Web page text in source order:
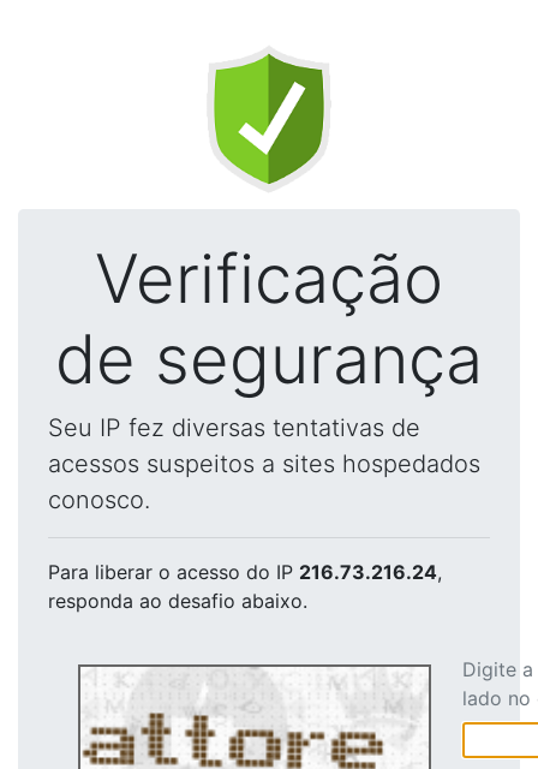
Verificação
de segurança
Seu IP fez diversas tentativas de
acessos suspeitos a sites hospedados
conosco.
Para liberar o acesso do IP 216.73.216.24,
responda ao desafio abaixo.
Digite
lado no